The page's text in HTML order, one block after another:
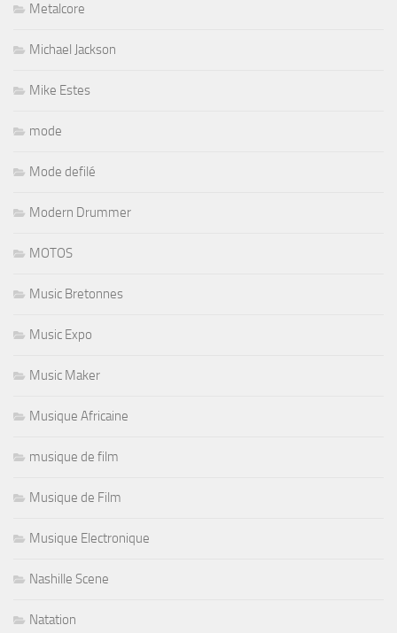
Metalcore
Michael Jackson
Mike Estes
mode
Mode defilé
Modern Drummer
MOTOS
Music Bretonnes
Music Expo
Music Maker
Musique Africaine
musique de film
Musique de Film
Musique Electronique
Nashille Scene
Natation